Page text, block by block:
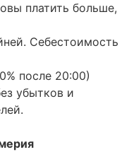
платить больше,
Себестоимость
после 20:00)
убытков и